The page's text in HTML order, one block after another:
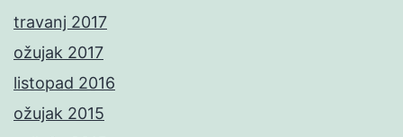
travanj 2017
ožujak 2017
listopad 2016
ožujak 2015